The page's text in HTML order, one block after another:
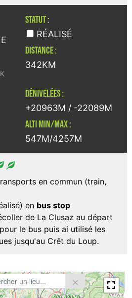
STATUT :
RÉALISÉ
DISTANCE :
342KM
DÉNIVELÉES :
+20963M / -22089M
ALTI MIN/MAX :
547M/4257M
en commun (train,
en bus stop
de La Clusaz au départ
le bus puis ai utilisé les
jusqu'au Crêt du Loup.